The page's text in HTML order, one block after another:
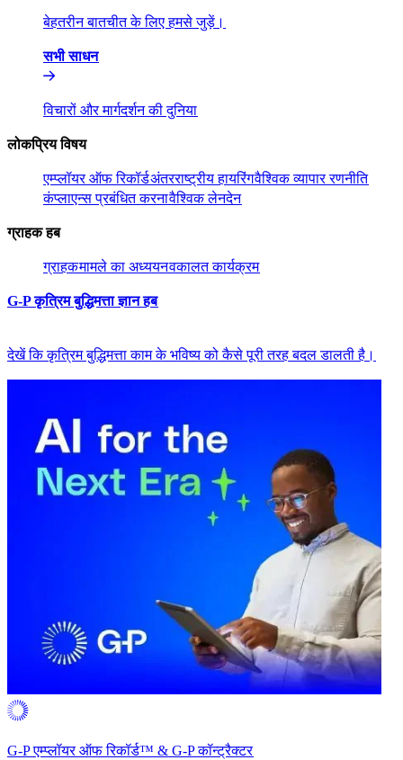
बेहतरीन बातचीत के लिए हमसे जुड़ें।​​
सभी साधन​​
विचारों और मार्गदर्शन की दुनिया​​
लोकप्रिय विषय​​
एम्प्लॉयर ऑफ रिकॉर्ड​​अंतरराष्ट्रीय हायरिंग​​वैश्विक व्यापार रणनीति​​
कंप्लाएन्स प्रबंधित करना​​वैश्विक लेनदेन​​
ग्राहक हब​​
ग्राहक​​मामले का अध्ययन​​वकालत कार्यक्रम​​
G-P कृत्रिम बुद्धिमत्ता ज्ञान हब​​
देखें कि कृत्रिम बुद्धिमत्ता काम के भविष्य को कैसे पूरी तरह बदल डालती है।​​
G-P एम्प्लॉयर ऑफ रिकॉर्ड™ & G-P कॉन्ट्रैक्टर​​